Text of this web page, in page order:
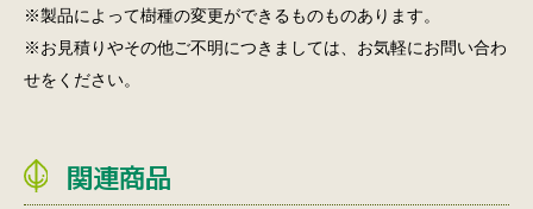
※製品によって樹種の変更ができるものものあります。
※お見積りやその他ご不明につきましては、お気軽にお問い合わ
せをください。
関連商品